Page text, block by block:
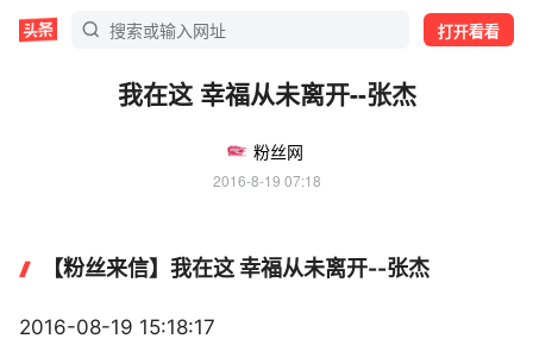
打开看看
我在这 幸福从未离开--张杰
粉丝网
2016-8-19 07:18
【粉丝来信】我在这 幸福从未离开--张杰
2016-08-19 15:18:17